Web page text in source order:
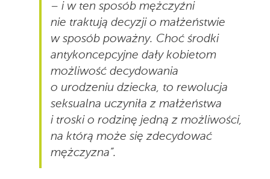
– i w ten sposób mężczyźni
nie traktują decyzji o małżeństwie
w sposób poważny. Choć środki
antykoncepcyjne dały kobietom
możliwość decydowania
o urodzeniu dziecka, to rewolucja
seksualna uczyniła z małżeństwa
i troski o rodzinę jedną z możliwości,
na którą może się zdecydować
mężczyzna”.